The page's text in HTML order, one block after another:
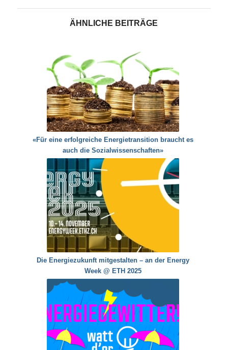
ÄHNLICHE BEITRÄGE
«Für eine erfolgreiche Energietransition braucht es
auch die Sozialwissenschaften»
Die Energiezukunft mitgestalten – an der Energy
Week @ ETH 2025